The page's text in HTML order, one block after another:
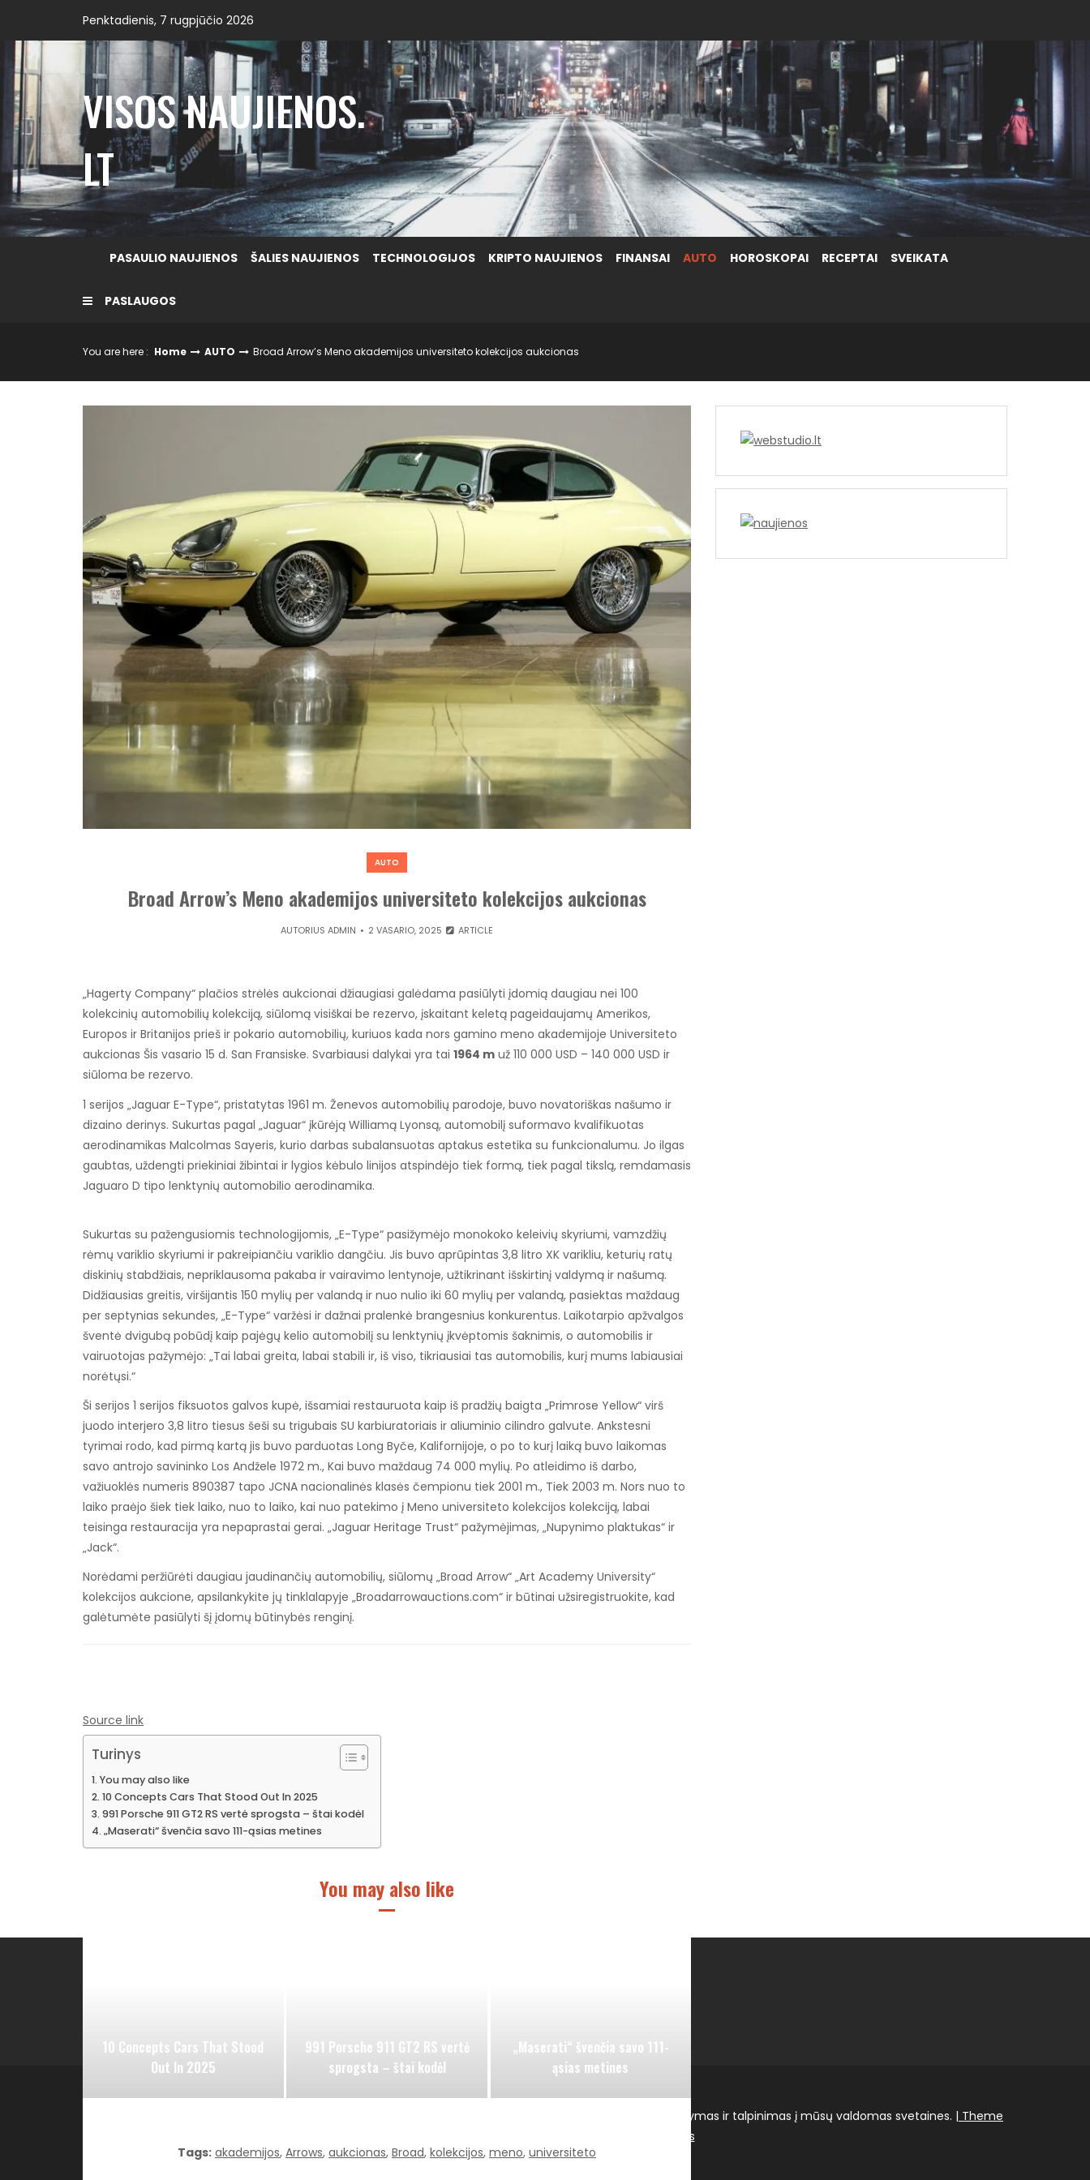
content
Penktadienis, 7 rugpjūčio 2026
VISOS NAUJIENOS.
LT
PASAULIO NAUJIENOS ŠALIES NAUJIENOS TECHNOLOGIJOS KRIPTO NAUJIENOS FINANSAI AUTO HOROSKOPAI RECEPTAI SVEIKATA
PASLAUGOS
You are here : Home AUTO Broad Arrow’s Meno akademijos universiteto kolekcijos aukcionas
AUTO
Broad Arrow’s Meno akademijos universiteto kolekcijos aukcionas
AUTORIUSADMIN 2 VASARIO, 2025 ARTICLE
„Hagerty Company“ plačios strėlės aukcionai džiaugiasi galėdama pasiūlyti įdomią daugiau nei 100
kolekcinių automobilių kolekciją, siūlomą visiškai be rezervo, įskaitant keletą pageidaujamų Amerikos,
Europos ir Britanijos prieš ir pokario automobilių, kuriuos kada nors gamino meno akademijoje Universiteto
aukcionas Šis vasario 15 d. San Fransiske. Svarbiausi dalykai yra tai 1964 m už 110 000 USD – 140 000 USD ir
siūloma be rezervo.
1 serijos „Jaguar E-Type“, pristatytas 1961 m. Ženevos automobilių parodoje, buvo novatoriškas našumo ir
dizaino derinys. Sukurtas pagal „Jaguar“ įkūrėją Williamą Lyonsą, automobilį suformavo kvalifikuotas
aerodinamikas Malcolmas Sayeris, kurio darbas subalansuotas aptakus estetika su funkcionalumu. Jo ilgas
gaubtas, uždengti priekiniai žibintai ir lygios kėbulo linijos atspindėjo tiek formą, tiek pagal tikslą, remdamasis
Jaguaro D tipo lenktynių automobilio aerodinamika.
Sukurtas su pažengusiomis technologijomis, „E-Type“ pasižymėjo monokoko keleivių skyriumi, vamzdžių
rėmų variklio skyriumi ir pakreipiančiu variklio dangčiu. Jis buvo aprūpintas 3,8 litro XK varikliu, keturių ratų
diskinių stabdžiais, nepriklausoma pakaba ir vairavimo lentynoje, užtikrinant išskirtinį valdymą ir našumą.
Didžiausias greitis, viršijantis 150 mylių per valandą ir nuo nulio iki 60 mylių per valandą, pasiektas maždaug
per septynias sekundes, „E-Type“ varžėsi ir dažnai pralenkė brangesnius konkurentus. Laikotarpio apžvalgos
šventė dvigubą pobūdį kaip pajėgų kelio automobilį su lenktynių įkvėptomis šaknimis, o automobilis ir
vairuotojas pažymėjo: „Tai labai greita, labai stabili ir, iš viso, tikriausiai tas automobilis, kurį mums labiausiai
norėtųsi.“
Ši serijos 1 serijos fiksuotos galvos kupė, išsamiai restauruota kaip iš pradžių baigta „Primrose Yellow“ virš
juodo interjero 3,8 litro tiesus šeši su trigubais SU karbiuratoriais ir aliuminio cilindro galvute. Ankstesni
tyrimai rodo, kad pirmą kartą jis buvo parduotas Long Byče, Kalifornijoje, o po to kurį laiką buvo laikomas
savo antrojo savininko Los Andžele 1972 m., Kai buvo maždaug 74 000 mylių. Po atleidimo iš darbo,
važiuoklės numeris 890387 tapo JCNA nacionalinės klasės čempionu tiek 2001 m., Tiek 2003 m. Nors nuo to
laiko praėjo šiek tiek laiko, nuo to laiko, kai nuo patekimo į Meno universiteto kolekcijos kolekciją, labai
teisinga restauracija yra nepaprastai gerai. „Jaguar Heritage Trust“ pažymėjimas, „Nupynimo plaktukas“ ir
„Jack“.
Norėdami peržiūrėti daugiau jaudinančių automobilių, siūlomų „Broad Arrow“ „Art Academy University“
kolekcijos aukcione, apsilankykite jų tinklalapyje „Broadarrowauctions.com“ ir būtinai užsiregistruokite, kad
galėtumėte pasiūlyti šį įdomų būtinybės renginį.
Source link
Turinys
You may also like
10 Concepts Cars That Stood Out In 2025
991 Porsche 911 GT2 RS vertė sprogsta – štai kodėl
„Maserati“ švenčia savo 111-ąsias metines
You may also like
10 Concepts Cars That Stood
Out In 2025
991 Porsche 911 GT2 RS vertė
sprogsta – štai kodėl
„Maserati“ švenčia savo 111-
ąsias metines
Tags: akademijos, Arrows, aukcionas, Broad, kolekcijos, meno, universiteto
WEBSTUDIO.LT © SKAITMENINIO MARKETINGO PASLAUGOS. SEO tekstų rašymas, turinio kūrimas, straipsnių rašymas ir talpinimas į mūsų valdomas svetaines. | Theme
| Proudly powered by WordPress